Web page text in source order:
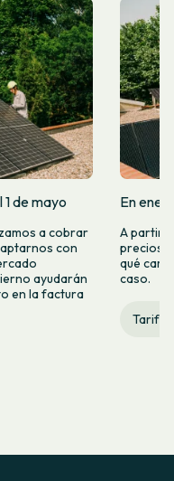
de mayo
a cobrar
con
ayudarán
en la factura
En
A partir
precios
qué
caso.